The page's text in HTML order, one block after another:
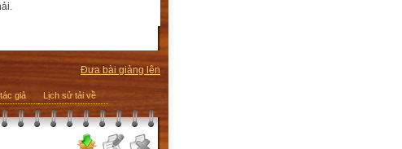
Đưa bài giảng lên
giả Lịch sử tải về